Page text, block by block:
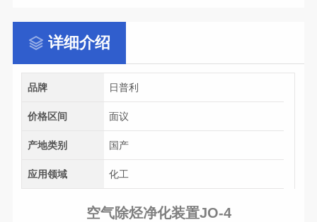
详细介绍
品牌 日普利
价格区间 面议
产地类别 国产
应用领域 化工
空气除烃净化装置JO-4